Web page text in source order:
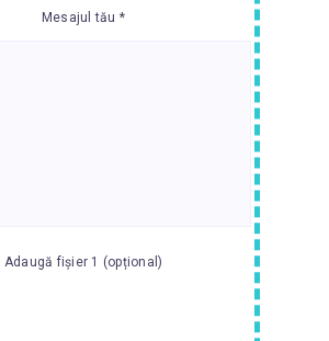
Mesajul tău *
Adaugă fișier 1 (opțional)